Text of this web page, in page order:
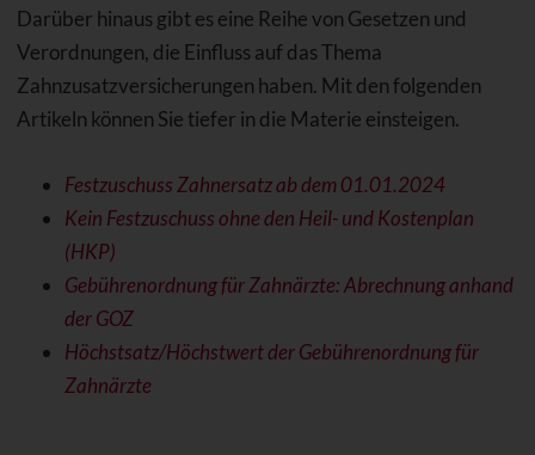
Darüber hinaus gibt es eine Reihe von Gesetzen und
Verordnungen, die Einfluss auf das Thema
Zahnzusatzversicherungen haben. Mit den folgenden
Artikeln können Sie tiefer in die Materie einsteigen.
Festzuschuss Zahnersatz ab dem 01.01.2024
Kein Festzuschuss ohne den Heil- und Kostenplan
(HKP)
Gebührenordnung für Zahnärzte: Abrechnung anhand
der GOZ
Höchstsatz/Höchstwert der Gebührenordnung für
Zahnärzte